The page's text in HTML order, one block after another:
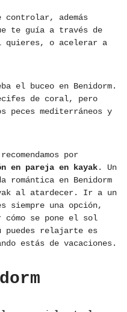
controlar, además
te guía a través de
o acelerar a
el buceo en Benidorm.
de coral, pero
peces mediterráneos y
por
en pareja en kayak. Un
romántica en Benidorm
al atardecer. Ir a un
siempre una opción,
se pone el sol
puedes relajarte es
estás de vacaciones.